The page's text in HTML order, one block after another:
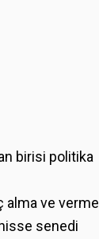
birisi politika
alma ve verme
senedi